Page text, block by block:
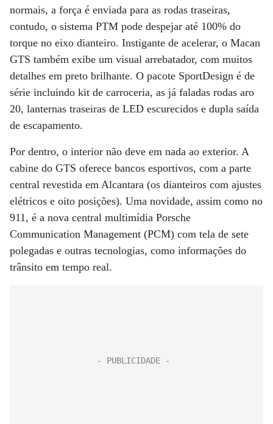
normais, a força é enviada para as rodas traseiras,
contudo, o sistema PTM pode despejar até 100% do
torque no eixo dianteiro. Instigante de acelerar, o Macan
GTS também exibe um visual arrebatador, com muitos
detalhes em preto brilhante. O pacote SportDesign é de
série incluindo kit de carroceria, as já faladas rodas aro
20, lanternas traseiras de LED escurecidos e dupla saída
de escapamento.
Por dentro, o interior não deve em nada ao exterior. A
cabine do GTS oferece bancos esportivos, com a parte
central revestida em Alcantara (os dianteiros com ajustes
elétricos e oito posições). Uma novidade, assim como no
911, é a nova central multimídia Porsche
Communication Management (PCM) com tela de sete
polegadas e outras tecnologias, como informações do
trânsito em tempo real.